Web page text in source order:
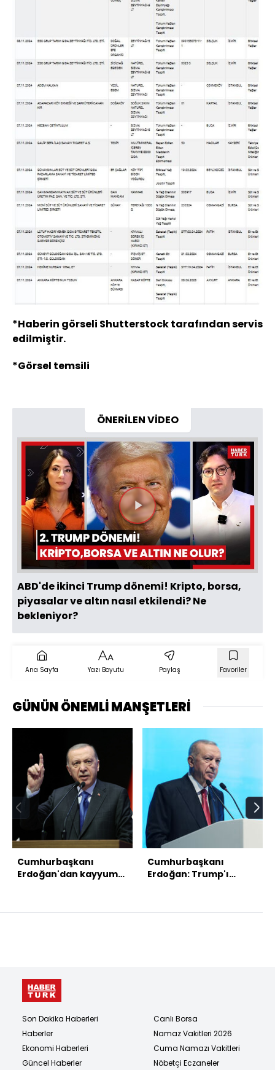
*Haberin görseli Shutterstock tarafından servis
edilmiştir.
*Görsel temsili
ÖNERİLEN VİDEO
Videoyu
Oynat
ABD'de ikinci Trump dönemi! Kripto, borsa,
piyasalar ve altın nasıl etkilendi? Ne
bekleniyor?
Ana Sayfa Yazı Boyutu Paylaş Favoriler
GÜNÜN ÖNEMLİ MANŞETLERİ
Cumhurbaşkanı
Erdoğan'dan kayyum
Cumhurbaşkanı
Erdoğan: Trump'ı
Son Dakika Haberleri
Haberler
Ekonomi Haberleri
Güncel Haberler
Canlı Borsa
Namaz Vakitleri 2026
Cuma Namazı Vakitleri
Nöbetçi Eczaneler